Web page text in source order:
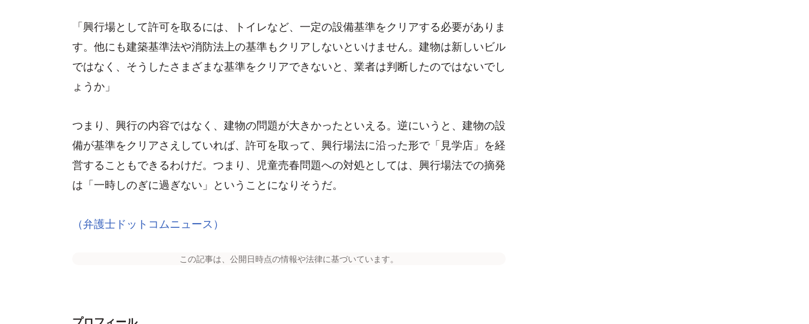
「興行場として許可を取るには、トイレなど、一定の設備基準をクリアする必要がありま
す。他にも建築基準法や消防法上の基準もクリアしないといけません。建物は新しいビル
ではなく、そうしたさまざまな基準をクリアできないと、業者は判断したのではないでし
ょうか」
つまり、興行の内容ではなく、建物の問題が大きかったといえる。逆にいうと、建物の設
備が基準をクリアさえしていれば、許可を取って、興行場法に沿った形で「見学店」を経
営することもできるわけだ。つまり、児童売春問題への対処としては、興行場法での摘発
は「一時しのぎに過ぎない」ということになりそうだ。
（弁護士ドットコムニュース）
この記事は、公開日時点の情報や法律に基づいています。